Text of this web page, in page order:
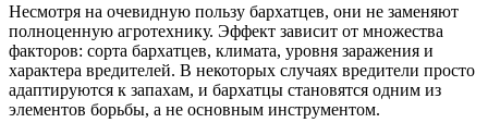
Несмотря на очевидную пользу бархатцев, они не заменяют
полноценную агротехнику. Эффект зависит от множества
факторов: сорта бархатцев, климата, уровня заражения и
характера вредителей. В некоторых случаях вредители просто
адаптируются к запахам, и бархатцы становятся одним из
элементов борьбы, а не основным инструментом.